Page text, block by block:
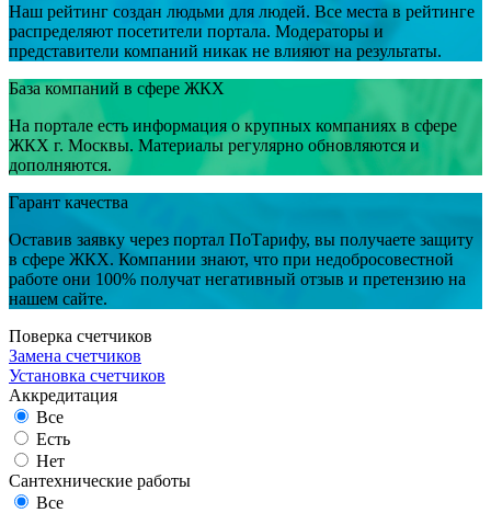
Наш рейтинг создан людьми для людей. Все места в рейтинге
распределяют посетители портала. Модераторы и
представители компаний никак не влияют на результаты.
База компаний в сфере ЖКХ
На портале есть информация о крупных компаниях в сфере
ЖКХ г. Москвы. Материалы регулярно обновляются и
дополняются.
Гарант качества
Оставив заявку через портал ПоТарифу, вы получаете защиту
в сфере ЖКХ. Компании знают, что при недобросовестной
работе они 100% получат негативный отзыв и претензию на
нашем сайте.
Поверка счетчиков
Замена счетчиков
Установка счетчиков
Аккредитация
Все
Есть
Нет
Сантехнические работы
Все